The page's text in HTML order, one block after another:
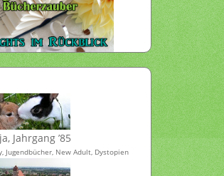
Jahrgang ’85
Jugendbücher, New Adult, Dystopien